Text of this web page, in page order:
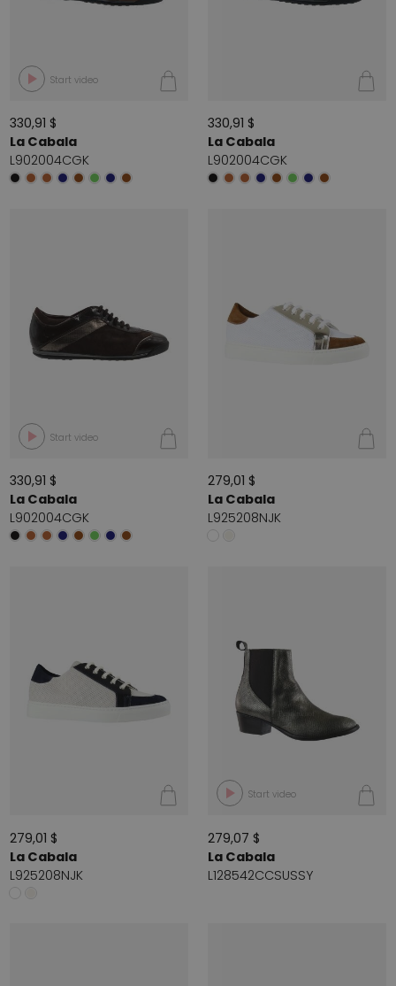
Start video
330,91 $
La Cabala
L902004CGK
330,91 $
La Cabala
L902004CGK
Start video
330,91 $
La Cabala
L902004CGK
279,01 $
La Cabala
L925208NJK
279,01 $
La Cabala
L925208NJK
Start video
279,07 $
La Cabala
L128542CCSUSSY